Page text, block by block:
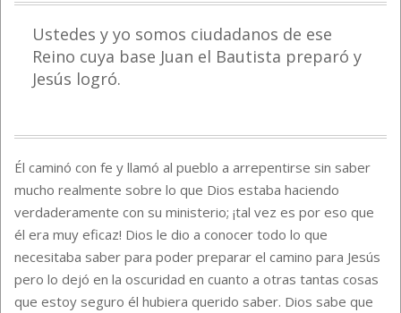
Ustedes y yo somos ciudadanos de ese
Reino cuya base Juan el Bautista preparó y
Jesús logró.
Él caminó con fe y llamó al pueblo a arrepentirse sin saber
mucho realmente sobre lo que Dios estaba haciendo
verdaderamente con su ministerio; ¡tal vez es por eso que
él era muy eficaz! Dios le dio a conocer todo lo que
necesitaba saber para poder preparar el camino para Jesús
pero lo dejó en la oscuridad en cuanto a otras tantas cosas
que estoy seguro él hubiera querido saber. Dios sabe que